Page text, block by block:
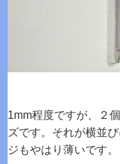
1mm程度ですが、２
ズです。それが横並
ジもやはり薄いです。